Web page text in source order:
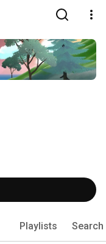
Playlists Search